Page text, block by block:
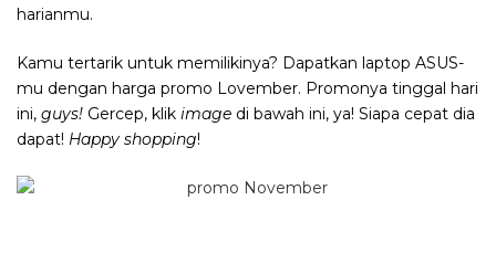
harianmu.
Kamu tertarik untuk memilikinya? Dapatkan laptop ASUS-
mu dengan harga promo Lovember. Promonya tinggal hari
ini, guys! Gercep, klik image di bawah ini, ya! Siapa cepat dia
dapat! Happy shopping!